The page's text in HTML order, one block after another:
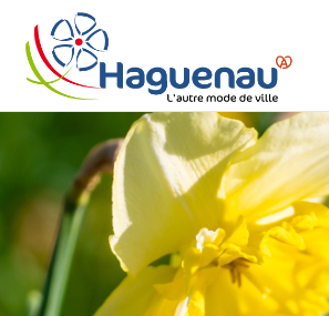
Panneau de gestion des cookies
Aller au contenu principal
Aller au menu
Aller au moteur de recherche